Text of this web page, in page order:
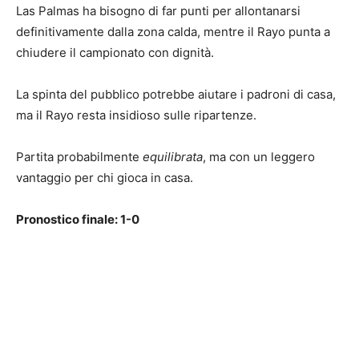
Las Palmas ha bisogno di far punti per allontanarsi
definitivamente dalla zona calda, mentre il Rayo punta a
chiudere il campionato con dignità.
La spinta del pubblico potrebbe aiutare i padroni di casa,
ma il Rayo resta insidioso sulle ripartenze.
Partita probabilmente equilibrata, ma con un leggero
vantaggio per chi gioca in casa.
Pronostico finale: 1-0